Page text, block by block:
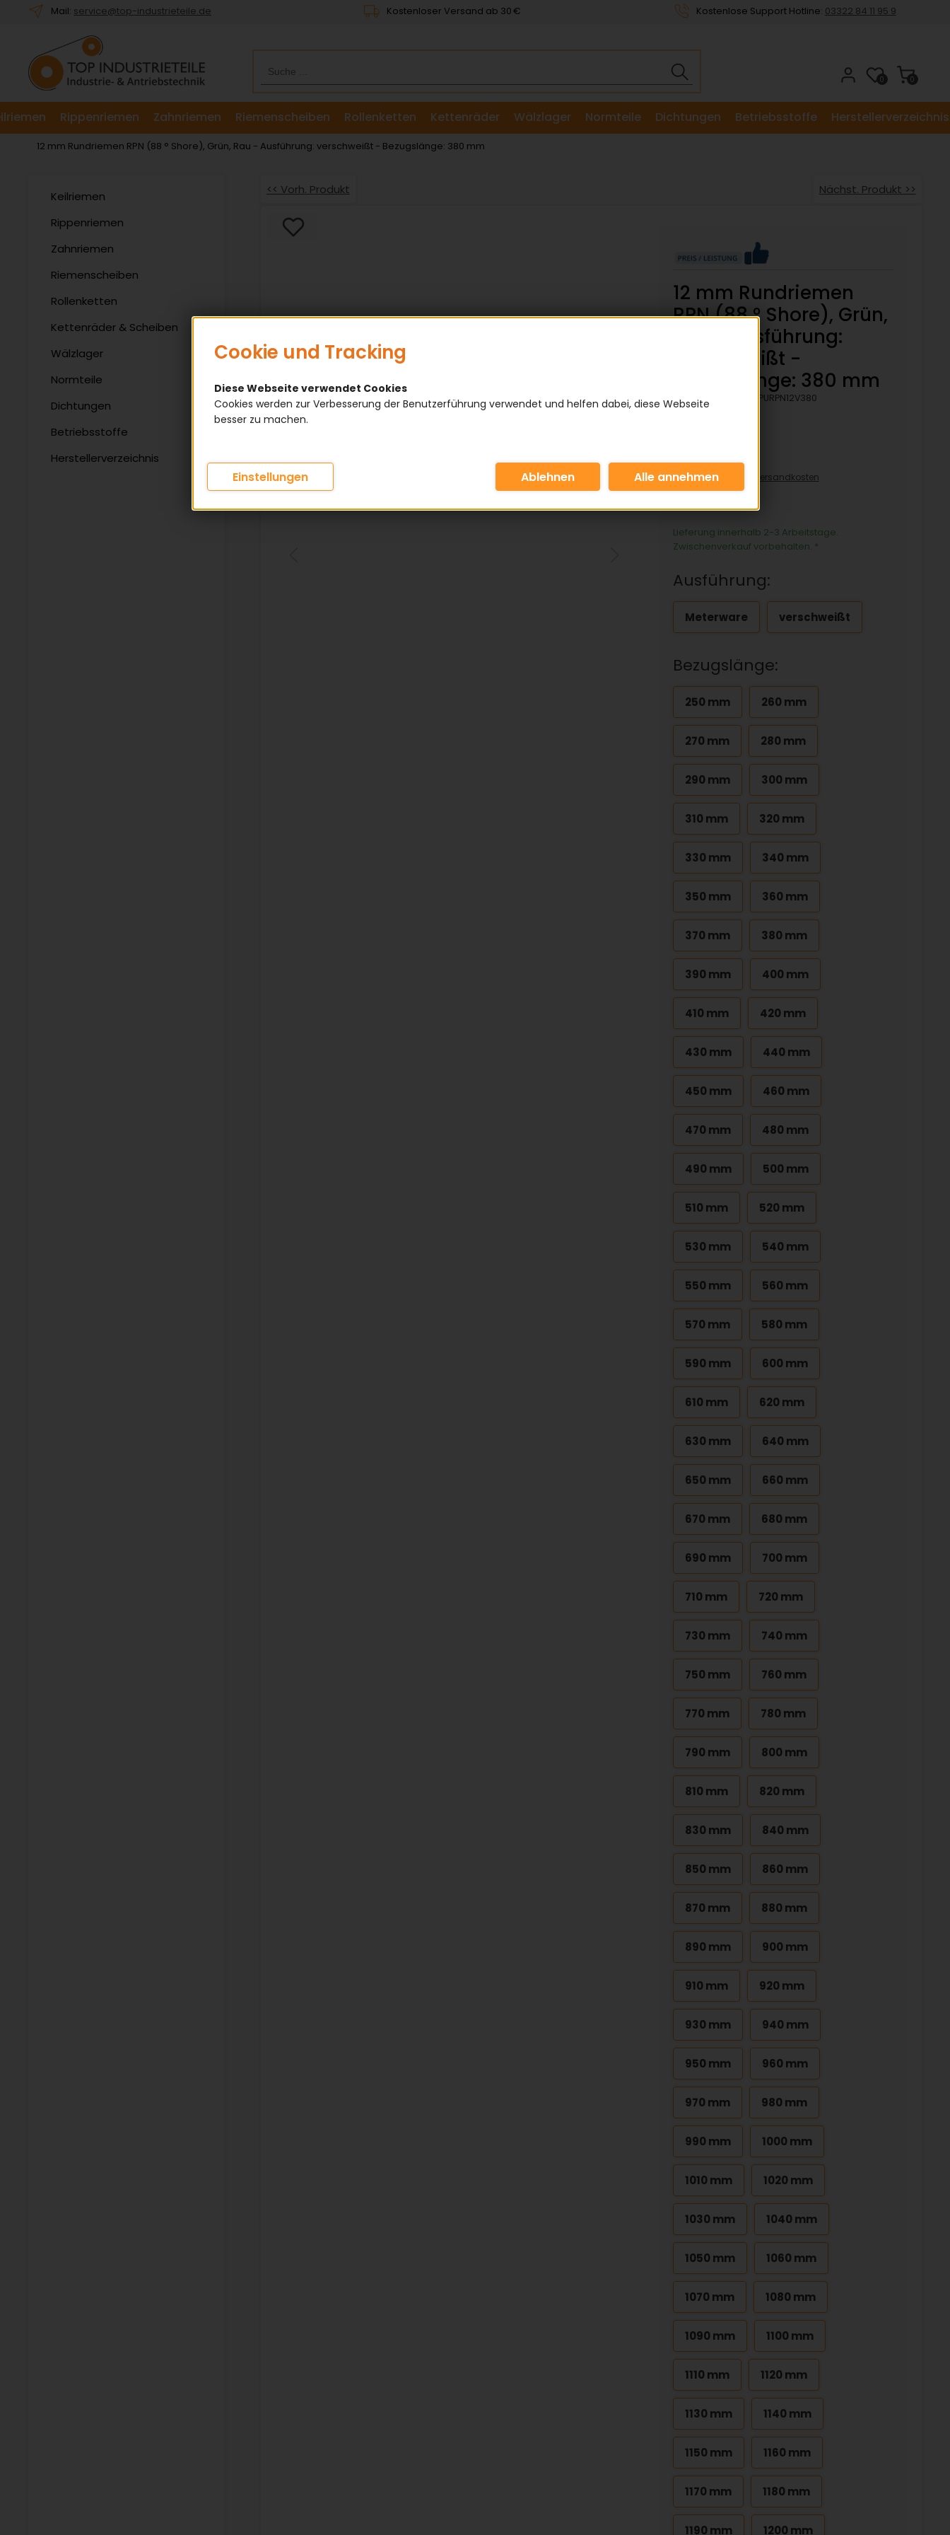
Willkommen.
für
das
Barrierefreiheitsmenü
Mail: service@top-industrieteile.de Kostenloser Versand ab 30 € Kostenlose Support Hotline: 03322 84 11 95 9
0
0
Rippenriemen Zahnriemen Riemenscheiben Rollenketten
Kettenräder
& Scheiben
Wälzlager Normteile Dichtungen Betriebsstoffe Herstellerverzeichnis
12 mm Rundriemen RPN (88 ° Shore), Grün, Rau - Ausführung: verschweißt - Bezugslänge: 380 mm
Keilriemen
Rippenriemen
Zahnriemen
Riemenscheiben
Rollenketten
Kettenräder & Scheiben
Wälzlager
Normteile
Dichtungen
Betriebsstoffe
Herstellerverzeichnis
<< Vorh. Produkt Nächst. Produkt >>
12 mm Rundriemen
RPN (88 ° Shore), Grün,
Rau - Ausführung:
verschweißt -
Bezugslänge: 380 mm
Artikelnummer: KPURPN12V380
inkl. 19% MwSt zzgl.
Versandkosten
7,99€/pro Stück
Lieferung innerhalb 2-3 Arbeitstage.
Zwischenverkauf vorbehalten. *
Ausführung:
Meterware verschweißt
Bezugslänge:
250 mm 260 mm
270 mm 280 mm
290 mm 300 mm
310 mm 320 mm
330 mm 340 mm
350 mm 360 mm
370 mm 380 mm
390 mm 400 mm
410 mm 420 mm
430 mm 440 mm
450 mm 460 mm
470 mm 480 mm
490 mm 500 mm
510 mm 520 mm
530 mm 540 mm
550 mm 560 mm
570 mm 580 mm
590 mm 600 mm
610 mm 620 mm
630 mm 640 mm
650 mm 660 mm
670 mm 680 mm
690 mm 700 mm
710 mm 720 mm
730 mm 740 mm
750 mm 760 mm
770 mm 780 mm
790 mm 800 mm
810 mm 820 mm
830 mm 840 mm
850 mm 860 mm
870 mm 880 mm
890 mm 900 mm
910 mm 920 mm
930 mm 940 mm
950 mm 960 mm
970 mm 980 mm
990 mm 1000 mm
1010 mm 1020 mm
1030 mm 1040 mm
1050 mm 1060 mm
1070 mm 1080 mm
1090 mm 1100 mm
1110 mm 1120 mm
1130 mm 1140 mm
1150 mm 1160 mm
1170 mm 1180 mm
1190 mm 1200 mm
Cookie und Tracking
Diese Webseite verwendet Cookies
Cookies werden zur Verbesserung der Benutzerführung verwendet und helfen dabei, diese Webseite
besser zu machen.
Einstellungen